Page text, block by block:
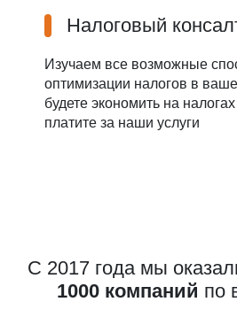
Налоговый
Изучаем все возможные
оптимизации налогов в
будете экономить на
платите за наши услуги
С 2017 года мы
1000 компаний по